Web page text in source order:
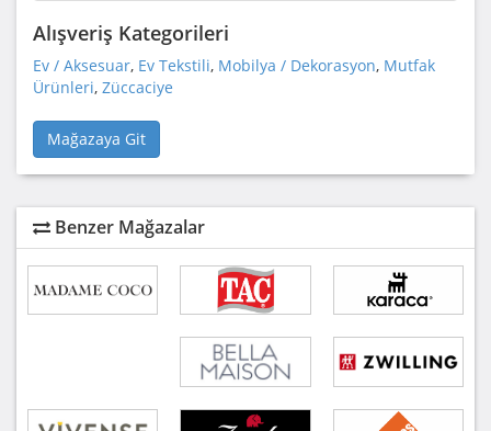
Alışveriş Kategorileri
Ev / Aksesuar, Ev Tekstili, Mobilya / Dekorasyon, Mutfak
Ürünleri, Züccaciye
Mağazaya Git
Benzer Mağazalar